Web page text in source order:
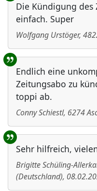
Die Kündigung des
einfach. Super
Wolfgang Urstöger,
Endlich eine
Zeitungsabo zu
toppi ab.
Conny Schiestl, 6274
Sehr hilfreich,
Brigitte Schüling-
(Deutschland),